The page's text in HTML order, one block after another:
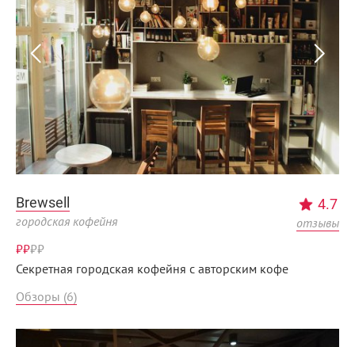
Brewsell
городская кофейня
4.7
отзывы
₽₽₽₽
Секретная городская кофейня с авторским кофе
Обзоры (6)